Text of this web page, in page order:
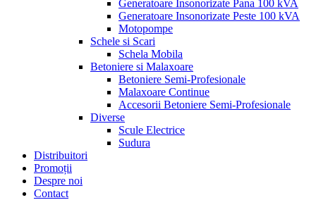
Generatoare Insonorizate Pana 100 kVA
Generatoare Insonorizate Peste 100 kVA
Motopompe
Schele si Scari
Schela Mobila
Betoniere si Malaxoare
Betoniere Semi-Profesionale
Malaxoare Continue
Accesorii Betoniere Semi-Profesionale
Diverse
Scule Electrice
Sudura
Distribuitori
Promoții
Despre noi
Contact